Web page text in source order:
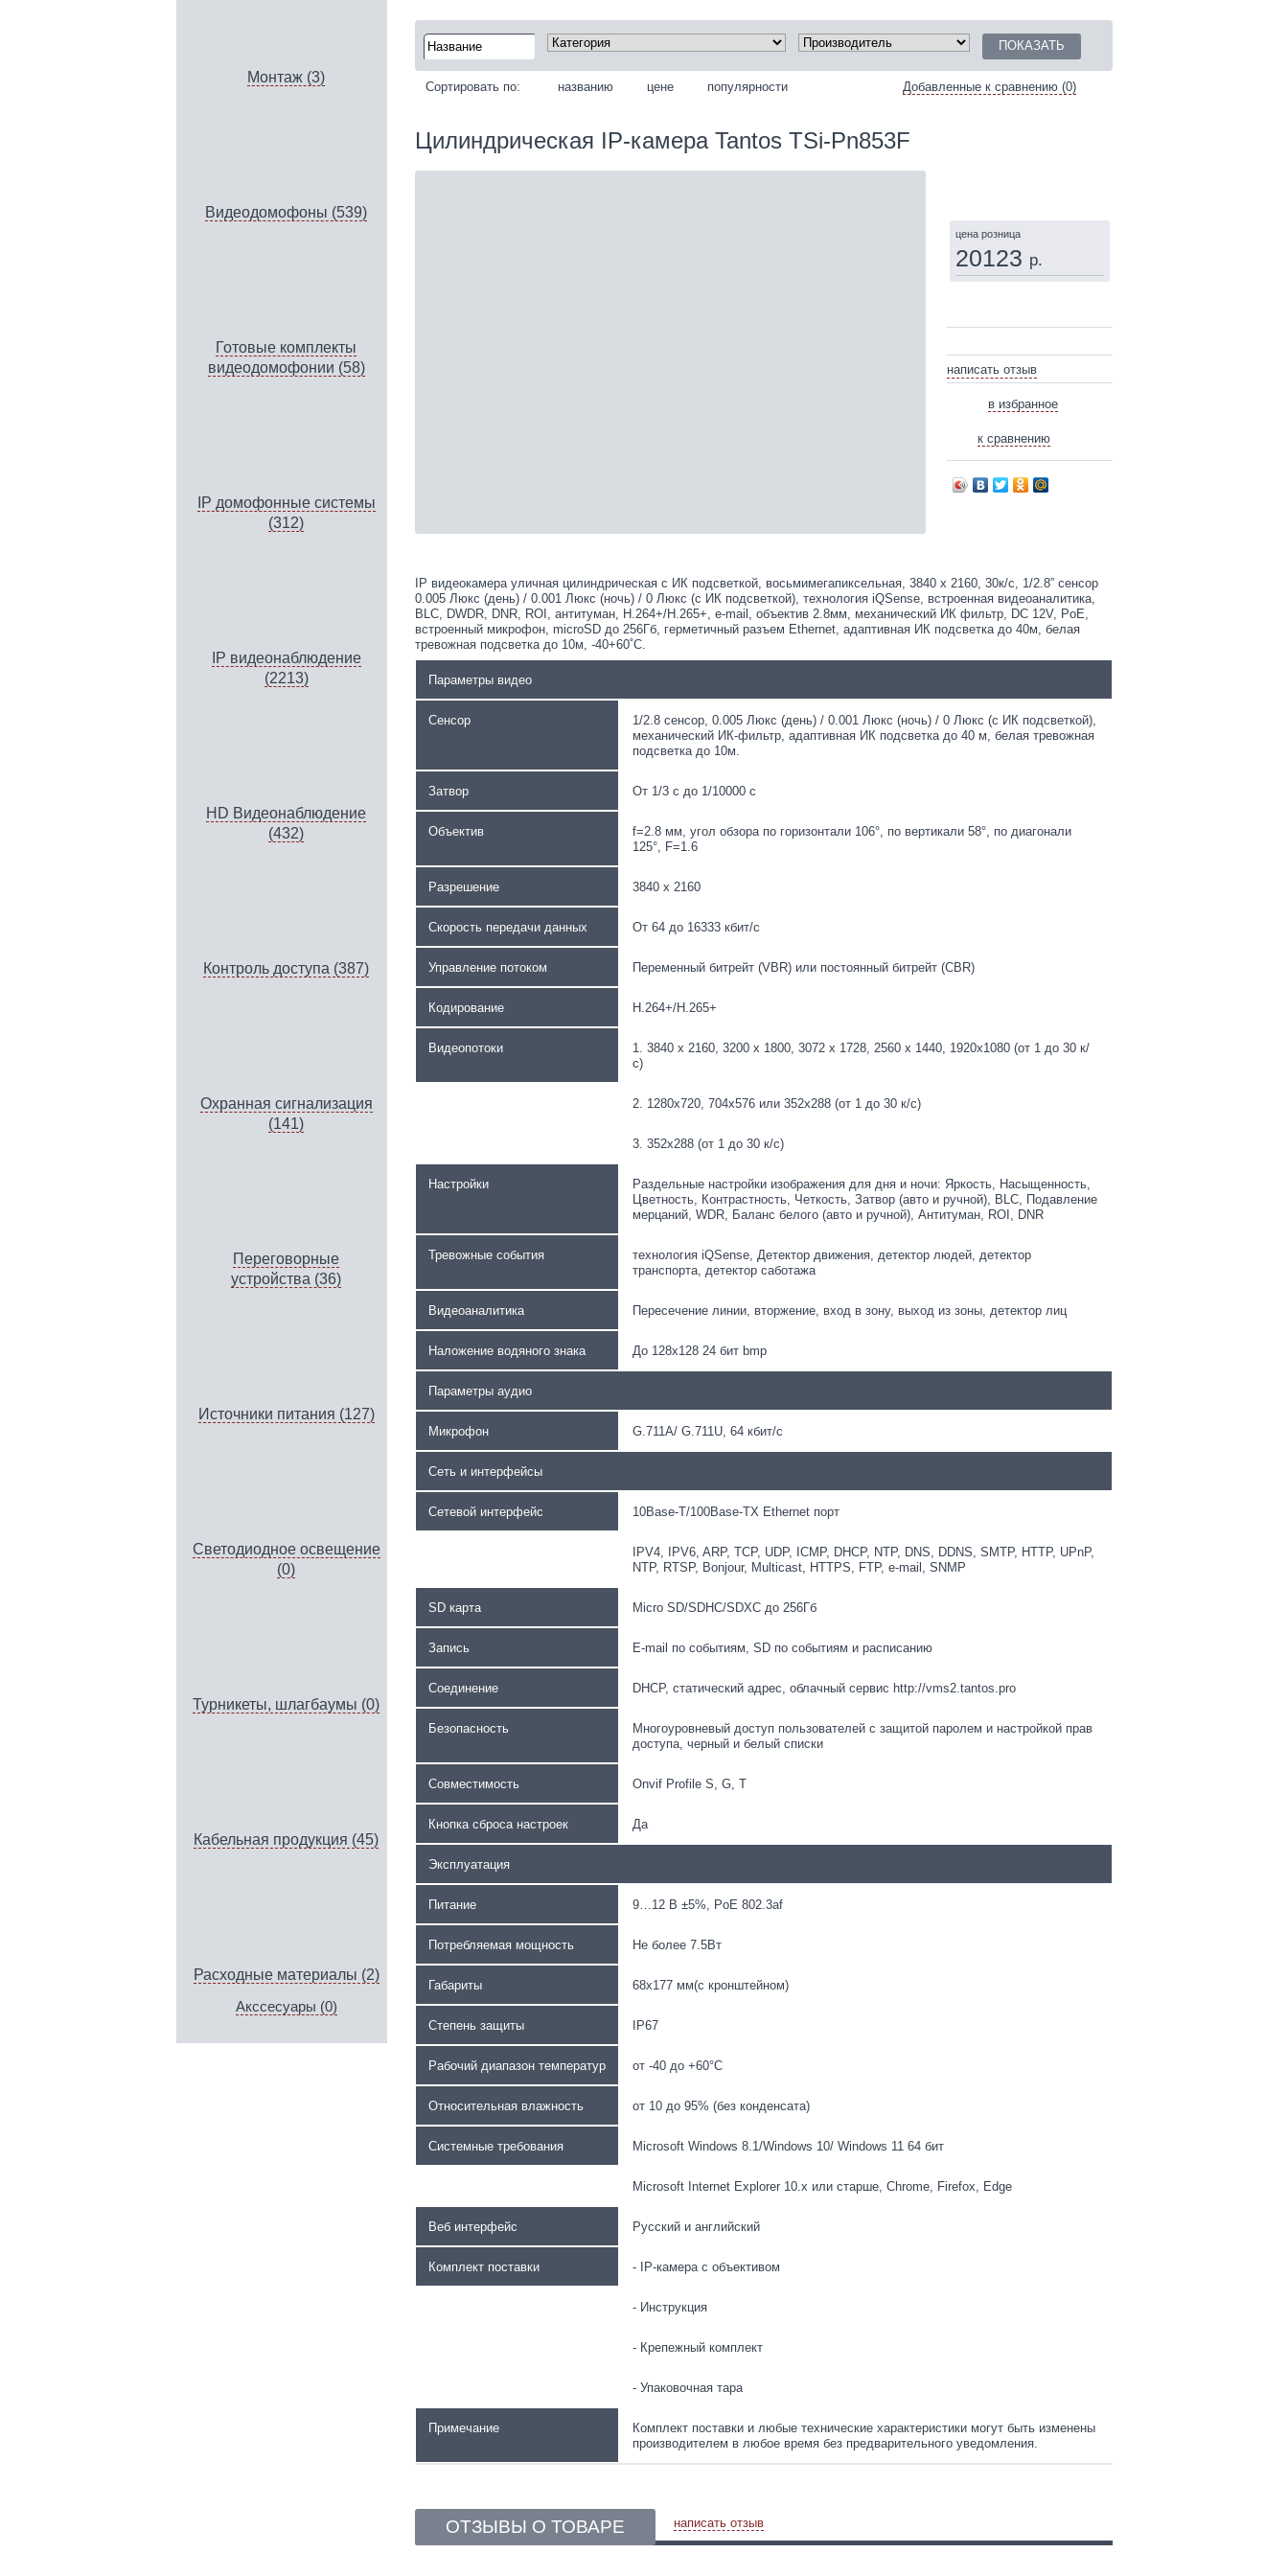
Монтаж (3)
Видеодомофоны (539)
Готовые комплекты
видеодомофонии (58)
IP домофонные системы
(312)
IP видеонаблюдение
(2213)
HD Видеонаблюдение
(432)
Контроль доступа (387)
Охранная сигнализация
(141)
Переговорные
устройства (36)
Источники питания (127)
Светодиодное освещение
(0)
Турникеты, шлагбаумы (0)
Кабельная продукция (45)
Расходные материалы (2)
Акссесуары (0)
Добавленные к сравнению (0)
Сортировать по: названию цене популярности
Цилиндрическая IP-камера Tantos TSi-Pn853F
цена розница
20123 р.
написать отзыв
в избранное
к сравнению
IP видеокамера уличная цилиндрическая с ИК подсветкой, восьмимегапиксельная, 3840 x 2160, 30к/с, 1/2.8” сенсор
0.005 Люкс (день) / 0.001 Люкс (ночь) / 0 Люкс (с ИК подсветкой), технология iQSense, встроенная видеоаналитика,
BLC, DWDR, DNR, ROI, антитуман, Н.264+/H.265+, e-mail, объектив 2.8мм, механический ИК фильтр, DC 12V, PoE,
встроенный микрофон, microSD до 256Гб, герметичный разъем Ethernet, адаптивная ИК подсветка до 40м, белая
тревожная подсветка до 10м, -40+60˚C.
Параметры видео
Сенсор
1/2.8 сенсор, 0.005 Люкс (день) / 0.001 Люкс (ночь) / 0 Люкс (с ИК подсветкой),
механический ИК-фильтр, адаптивная ИК подсветка до 40 м, белая тревожная
подсветка до 10м.
Затвор От 1/3 с до 1/10000 с
Объектив
f=2.8 мм, угол обзора по горизонтали 106°, по вертикали 58°, по диагонали
125°, F=1.6
Разрешение 3840 x 2160
Скорость передачи данных От 64 до 16333 кбит/с
Управление потоком Переменный битрейт (VBR) или постоянный битрейт (CBR)
Кодирование H.264+/H.265+
Видеопотоки
1. 3840 x 2160, 3200 x 1800, 3072 x 1728, 2560 x 1440, 1920x1080 (от 1 до 30 к/
с)
2. 1280х720, 704x576 или 352x288 (от 1 до 30 к/с)
3. 352x288 (от 1 до 30 к/с)
Настройки
Раздельные настройки изображения для дня и ночи: Яркость, Насыщенность,
Цветность, Контрастность, Четкость, Затвор (авто и ручной), BLC, Подавление
мерцаний, WDR, Баланс белого (авто и ручной), Антитуман, ROI, DNR
Тревожные события
технология iQSense, Детектор движения, детектор людей, детектор
транспорта, детектор саботажа
Видеоаналитика Пересечение линии, вторжение, вход в зону, выход из зоны, детектор лиц
Наложение водяного знака До 128х128 24 бит bmp
Параметры аудио
Микрофон G.711A/ G.711U, 64 кбит/с
Сеть и интерфейсы
Сетевой интерфейс 10Base-T/100Base-TX Ethernet порт
IPV4, IPV6, ARP, TCP, UDP, ICMP, DHCP, NTP, DNS, DDNS, SMTP, HTTP, UPnP,
NTP, RTSP, Bonjour, Multicast, HTTPS, FTP, e-mail, SNMP
SD карта Micro SD/SDHC/SDXC до 256Гб
Запись E-mail по событиям, SD по событиям и расписанию
Соединение DHCP, статический адрес, облачный сервис http://vms2.tantos.pro
Безопасность
Многоуровневый доступ пользователей с защитой паролем и настройкой прав
доступа, черный и белый списки
Совместимость Onvif Profile S, G, T
Кнопка сброса настроек Да
Эксплуатация
Питание 9…12 В ±5%, PoE 802.3af
Потребляемая мощность Не более 7.5Вт
Габариты 68х177 мм(с кронштейном)
Степень защиты IP67
Рабочий диапазон температур от -40 до +60°С
Относительная влажность от 10 до 95% (без конденсата)
Системные требования Microsoft Windows 8.1/Windows 10/ Windows 11 64 бит
Microsoft Internet Explorer 10.x или старше, Chrome, Firefox, Edge
Веб интерфейс Русский и английский
Комплект поставки - IP-камера с объективом
- Инструкция
- Крепежный комплект
- Упаковочная тара
Примечание
Комплект поставки и любые технические характеристики могут быть изменены
производителем в любое время без предварительного уведомления.
ОТЗЫВЫ О ТОВАРЕ написать отзыв